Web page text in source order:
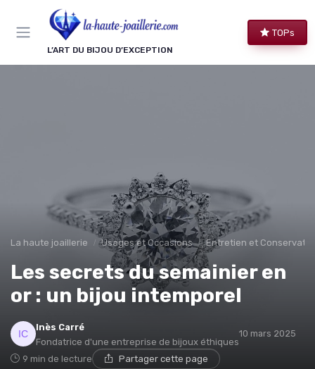
L’ART DU BIJOU D’EXCEPTION
TOPs
La haute joaillerie Usages et Occasions Entretien et
Les secrets du semainier en
or : un bijou intemporel
Inès Carré
Fondatrice d'une entreprise de bijoux éthiques
10 mars 2025
9 min de lecture Partager cette page
Panneau de gestion des cookies